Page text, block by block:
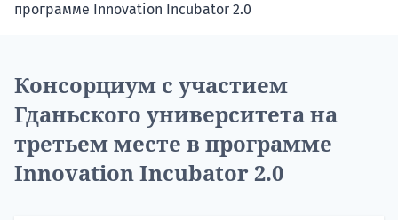
программе Innovation Incubator 2.0
Консорциум с участием
Гданьского университета на
третьем месте в программе
Innovation Incubator 2.0